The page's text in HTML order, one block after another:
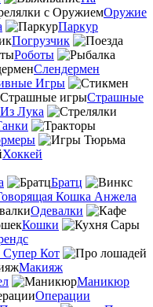
Оружие
Паркур
Погрузчик
Роботы
Слендермен
Игры
Страшные
Лука
Хоккей
Братц
Кошка Анжела
Одевалки
Кошки
Кот
Макияж
Маникюр
Операции